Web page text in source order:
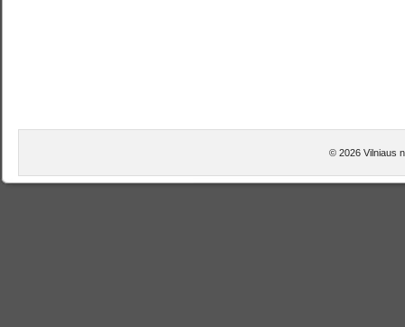
© 2026 Vilniaus